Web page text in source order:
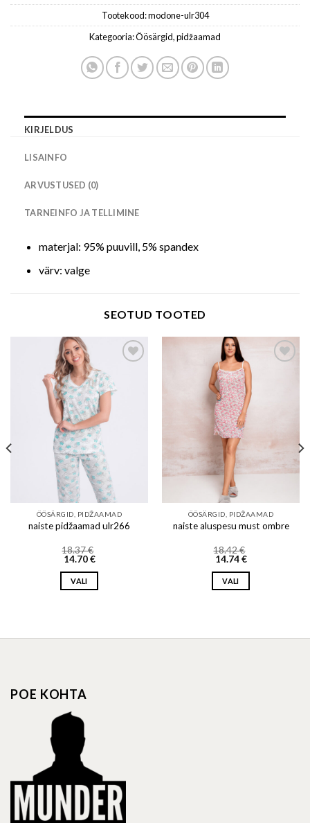
Tootekood:modone-ulr304
Kategooria:Öösärgid, pidžaamad
KIRJELDUS
LISAINFO
ARVUSTUSED (0)
TARNEINFO JA TELLIMINE
materjal: 95% puuvill, 5% spandex
värv: valge
SEOTUD TOOTED
Add to wishlist
ÖÖSÄRGID, PIDŽAAMAD
naiste pidžaamad ulr266
18.37€
14.70€
VALI
multiple
may
chosen
on
the
product
page
Add to wishlist
ÖÖSÄRGID, PIDŽAAMAD
naiste aluspesu must ombre
18.42€
14.74€
VALI
multiple
POE KOHTA